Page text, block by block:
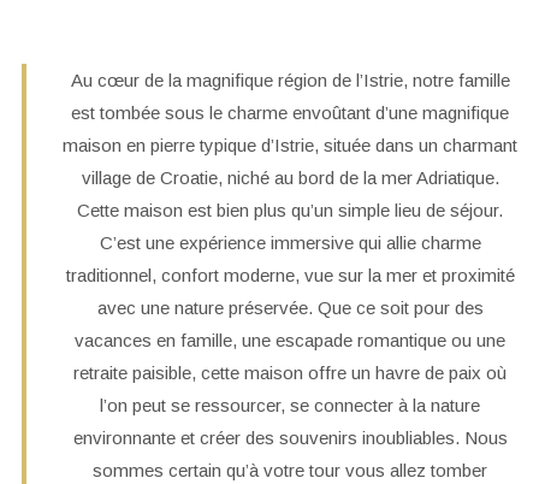
Au cœur de la magnifique région de l’Istrie, notre famille
est tombée sous le charme envoûtant d’une magnifique
maison en pierre typique d’Istrie, située dans un charmant
village de Croatie, niché au bord de la mer Adriatique.
Cette maison est bien plus qu’un simple lieu de séjour.
C’est une expérience immersive qui allie charme
traditionnel, confort moderne, vue sur la mer et proximité
avec une nature préservée. Que ce soit pour des
vacances en famille, une escapade romantique ou une
retraite paisible, cette maison offre un havre de paix où
l’on peut se ressourcer, se connecter à la nature
environnante et créer des souvenirs inoubliables. Nous
sommes certain qu’à votre tour vous allez tomber